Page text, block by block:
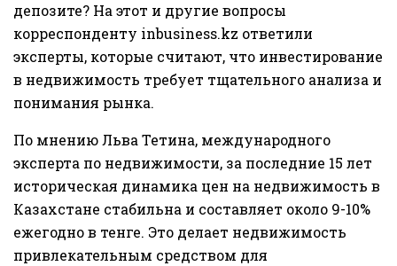
депозите? На этот и другие вопросы
корреспонденту inbusiness.kz ответили
эксперты, которые считают, что инвестирование
в недвижимость требует тщательного анализа и
понимания рынка.
По мнению Льва Тетина, международного
эксперта по недвижимости, за последние 15 лет
историческая динамика цен на недвижимость в
Казахстане стабильна и составляет около 9-10%
ежегодно в тенге. Это делает недвижимость
привлекательным средством для